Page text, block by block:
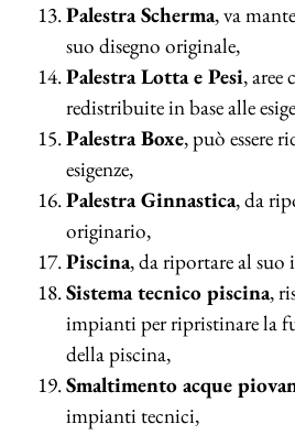
Palestra Scherma, va
suo disegno originale,
Palestra Lotta e Pesi, aree
redistribuite in base alle
Palestra Boxe, può essere
esigenze,
Palestra Ginnastica, da
originario,
Piscina, da riportare al
Sistema tecnico piscina,
impianti per ripristinare la
della piscina,
Smaltimento acque
impianti tecnici,